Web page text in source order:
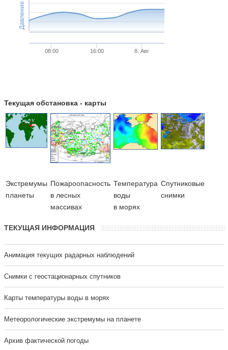
Давление
08:00 16:00 8. Авг
Текущая обстановка - карты
Экстремумы
планеты
Пожароопасность
в лесных
массивах
Температура
воды
в морях
Cпутниковые
снимки
ТЕКУЩАЯ ИНФОРМАЦИЯ
Анимация текущих радарных наблюдений
Cнимки с геостационарных спутников
Карты температуры воды в морях
Метеорологические экстремумы на планете
Архив фактической погоды